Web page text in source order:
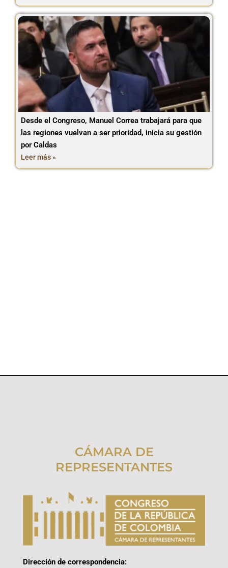
Desde el Congreso, Manuel Correa trabajará para que
las regiones vuelvan a ser prioridad, inicia su gestión
por Caldas
Leer más »
CÁMARA DE
REPRESENTANTES
Dirección de correspondencia: